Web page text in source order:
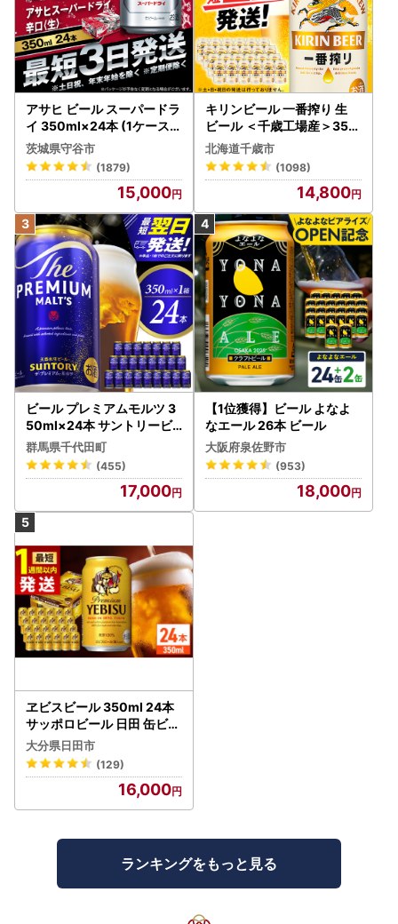
アサヒ ビール スーパードラ
イ 350ml×24本 (1ケース)
究極の辛口 ＜茨城工場＞ 缶
ビール Asahi superDRY お
酒
茨城県守谷市
(1879)
15,000
キリンビール 一番搾り 生
ビール ＜千歳工場産＞350
ml（24本）
北海道千歳市
(1098)
14,800
ビール プレミアムモルツ 3
50ml×24本 サントリービ
ール
群馬県千代田町
(455)
17,000
【1位獲得】ビール よなよ
なエール 26本 ビール
大阪府泉佐野市
(953)
18,000
ヱビスビール 350ml 24本
サッポロビール 日田 缶ビー
ル ARDC005
大分県日田市
(129)
16,000
ランキングをもっと見る